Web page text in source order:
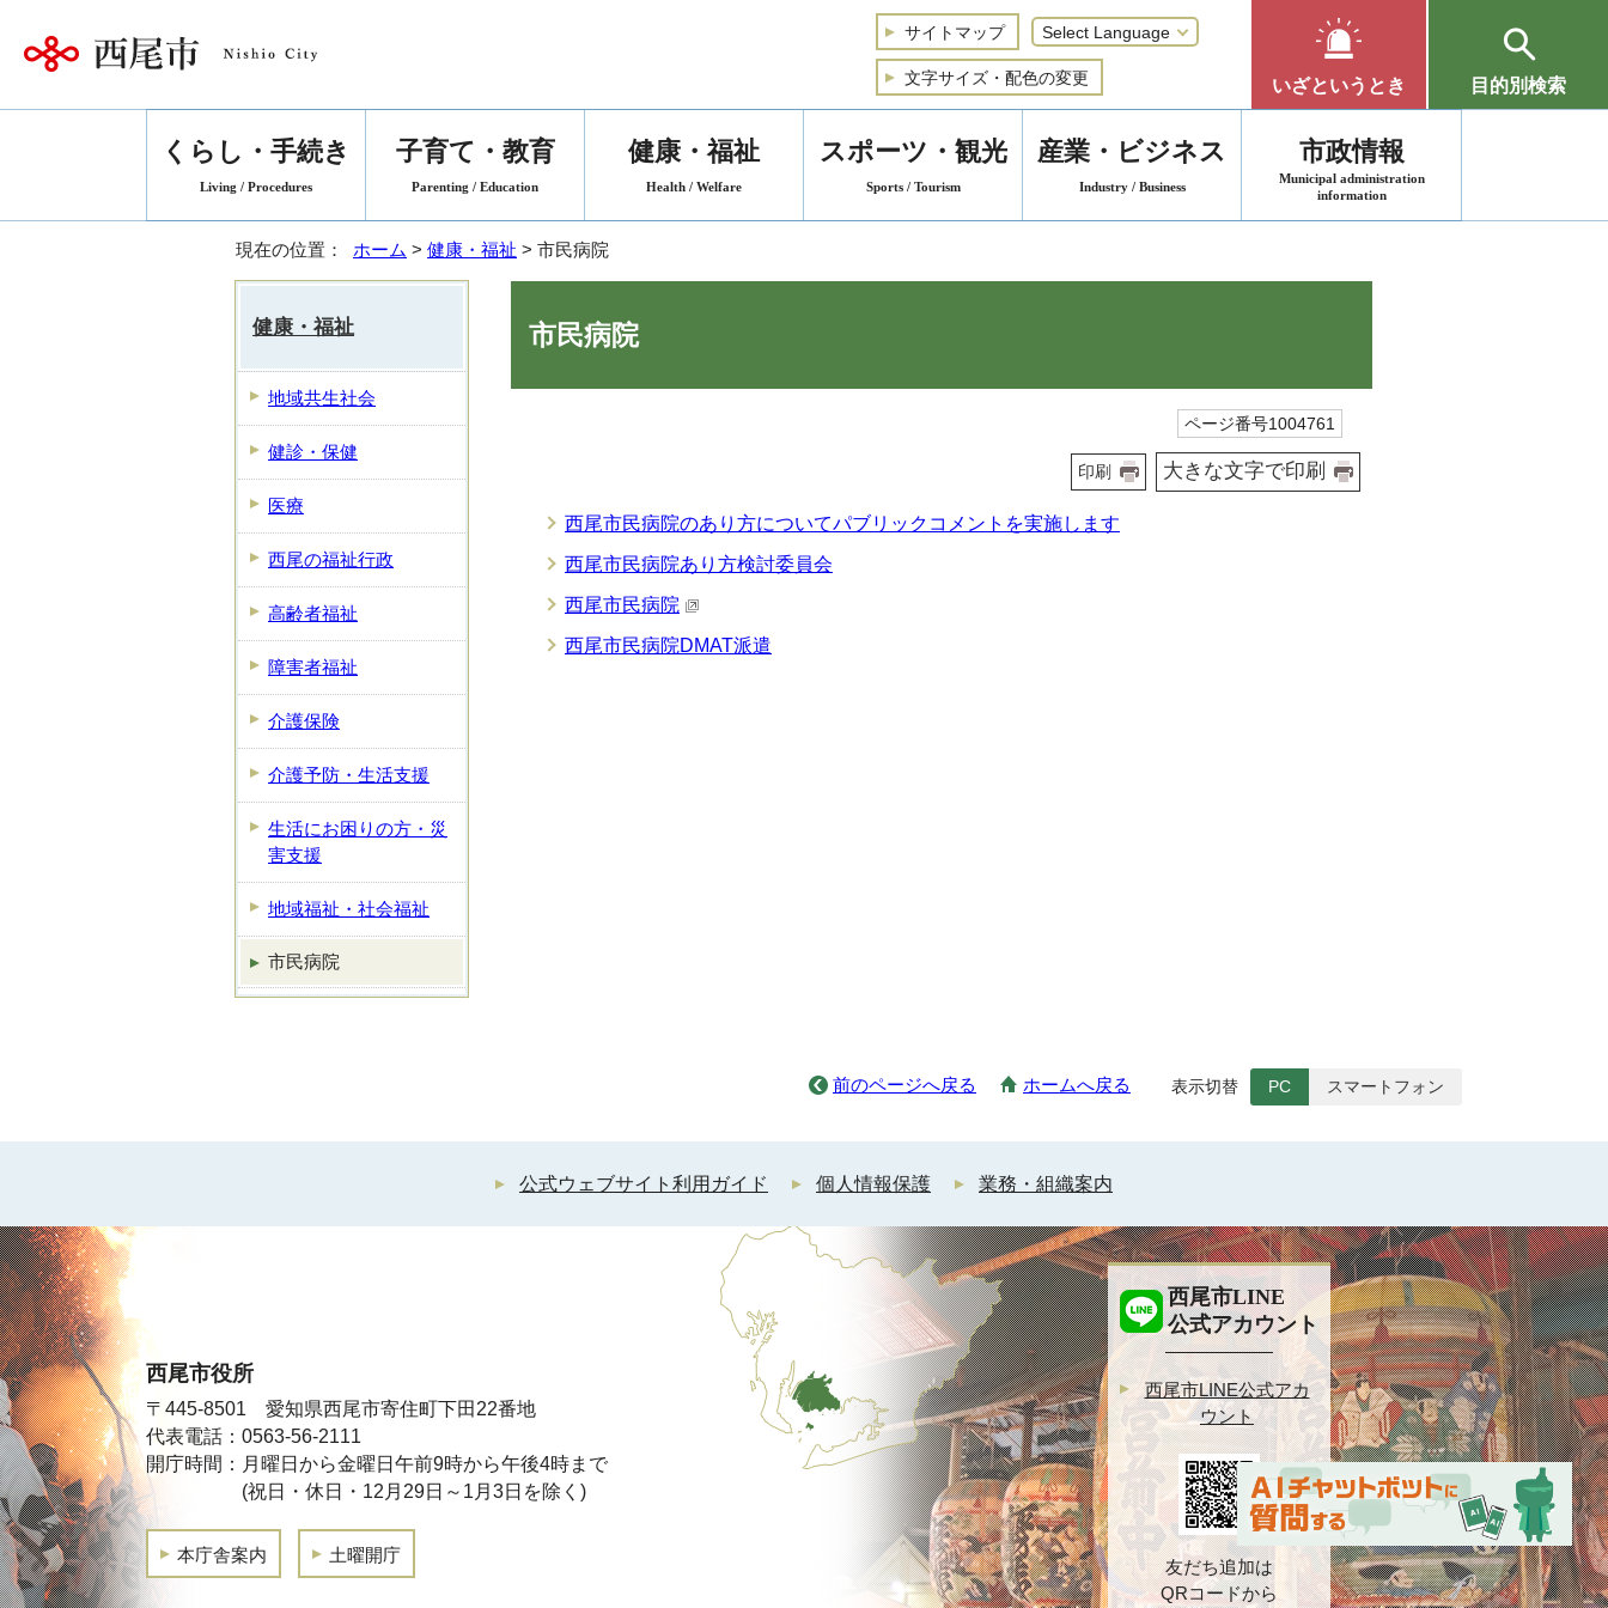
サイトマップ
文字サイズ・配色の変更 いざというとき 目的別検索
くらし・手続き
Living / Procedures
子育て・教育
Parenting / Education
健康・福祉
Health / Welfare
スポーツ・観光
Sports / Tourism
産業・ビジネス
Industry / Business
市政情報
Municipal administration
information
現在の位置： ホーム > 健康・福祉 > 市民病院
市民病院
ページ番号1004761
印刷 大きな文字で印刷
西尾市民病院のあり方についてパブリックコメントを実施します
西尾市民病院あり方検討委員会
西尾市民病院
西尾市民病院DMAT派遣
健康・福祉
地域共生社会
健診・保健
医療
西尾の福祉行政
高齢者福祉
障害者福祉
介護保険
介護予防・生活支援
生活にお困りの方・災
害支援
地域福祉・社会福祉
市民病院
前のページへ戻る ホームへ戻る 表示切替 PC スマートフォン
公式ウェブサイト利用ガイド 個人情報保護 業務・組織案内
西尾市役所
〒445-8501 愛知県西尾市寄住町下田22番地
代表電話：0563-56-2111
開庁時間：月曜日から金曜日午前9時から午後4時まで
(祝日・休日・12月29日～1月3日を除く)
本庁舎案内 土曜開庁
西尾市LINE
公式アカウント
西尾市LINE公式アカ
ウント
友だち追加は
QRコードから